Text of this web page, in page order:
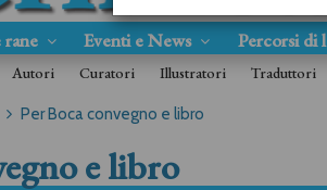
rane Eventi e News Percorsi di
Autori Curatori Illustratori Traduttori
Per Boca convegno e libro
e libro